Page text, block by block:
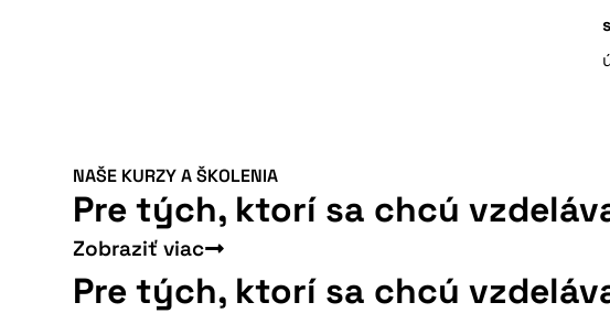
NAŠE KURZY A ŠKOLENIA
Pre tých, ktorí sa chcú
Zobraziť viac
Pre tých, ktorí sa chcú